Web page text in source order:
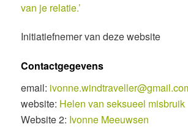
van je relatie.’
Initiatiefnemer van deze website
Contactgegevens
email:
website: Helen van seksueel misbruik
Website 2: Ivonne Meeuwsen